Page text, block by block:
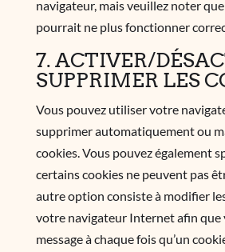
navigateur, mais veuillez noter
pourrait ne plus fonctionner
7. ACTIVER/
SUPPRIMER LES
Vous pouvez utiliser votre
supprimer automatiquement ou
cookies. Vous pouvez également
certains cookies ne peuvent pas
autre option consiste à modifier
votre navigateur Internet afin que
message à chaque fois qu’un